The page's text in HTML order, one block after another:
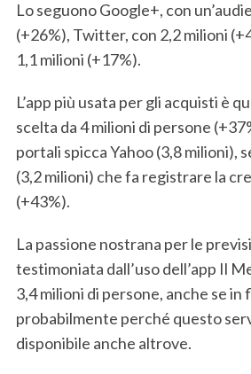
Lo seguono Google+, con
(+26%), Twitter, con 2,2 milioni
1,1 milioni (+17%).
L’app più usata per gli acquisti è
scelta da 4 milioni di persone
portali spicca Yahoo (3,8 milioni),
(3,2 milioni) che fa registrare la
(+43%).
La passione nostrana per le
testimoniata dall’uso dell’app Il
3,4 milioni di persone, anche se in
probabilmente perché questo
disponibile anche altrove.
S
e